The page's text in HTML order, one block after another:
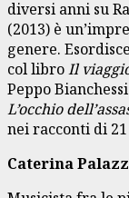
diversi anni su
(2013) è
genere.
col libroIl
Peppo
L’occhio
nei racconti di
Caterina